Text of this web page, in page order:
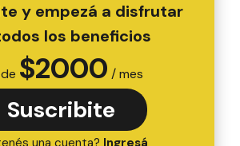
y empezá a disfrutar
los beneficios
$2000 / mes
Suscribite
una cuenta? Ingresá